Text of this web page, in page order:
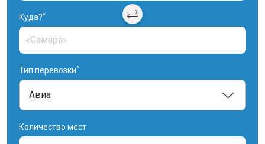
Куда?*
Тип перевозки*
Количество мест